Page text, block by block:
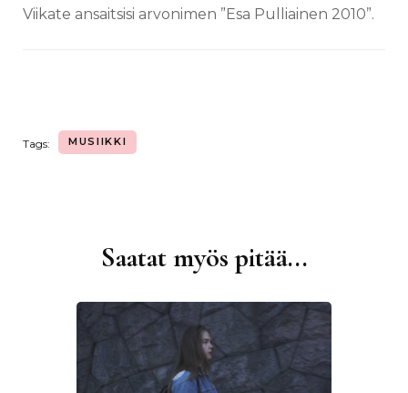
Viikate ansaitsisi arvonimen ”Esa Pulliainen 2010”.
Tags: MUSIIKKI
Saatat myös pitää...